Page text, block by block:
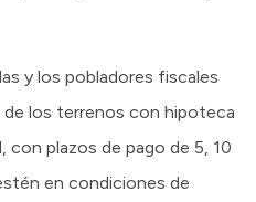
y los pobladores fiscales
de los terrenos con hipoteca
con plazos de pago de 5, 10
en condiciones de